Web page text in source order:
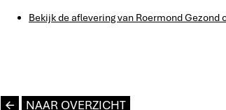
Bekijk de aflevering van Roermond Gezond
L NAAR OVERZICHT